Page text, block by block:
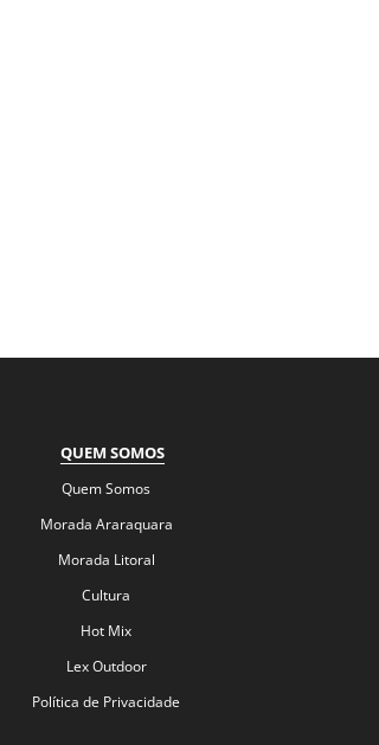
QUEM SOMOS
Quem Somos
Morada Araraquara
Morada Litoral
Cultura
Hot Mix
Lex Outdoor
Política de Privacidade